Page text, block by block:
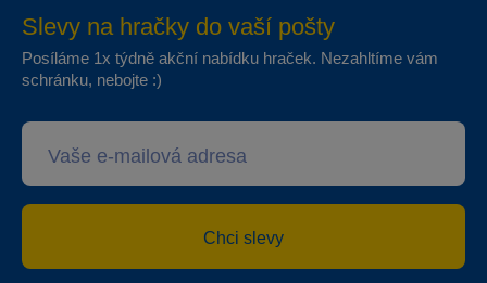
Slevy na hračky do vaší pošty
Posíláme 1x týdně akční nabídku hraček. Nezahltíme vám
schránku, nebojte :)
Chci slevy